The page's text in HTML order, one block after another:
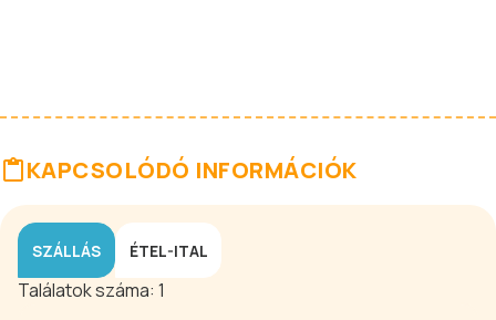
KAPCSOLÓDÓ INFORMÁCIÓK
SZÁLLÁS ÉTEL-ITAL
Találatok száma: 1